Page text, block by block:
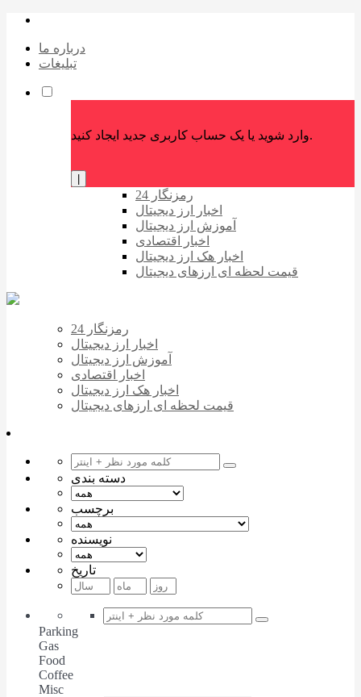
درباره ما
تبلیغات
وارد شوید یا یک حساب کاربری جدید ایجاد کنید.
رمزنگار 24
اخبار ارز دیجیتال
آموزش ارز دیجیتال
اخبار اقتصادی
اخبار هک ارز دیجیتال
قیمت لحظه ای ارزهای دیجیتال
رمزنگار 24
اخبار ارز دیجیتال
آموزش ارز دیجیتال
اخبار اقتصادی
اخبار هک ارز دیجیتال
قیمت لحظه ای ارزهای دیجیتال
دسته بندی
برچسب
نویسنده
تاریخ
Parking
Gas
Food
Coffee
Misc